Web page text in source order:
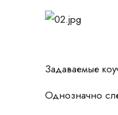
Задаваемые
Однозначно